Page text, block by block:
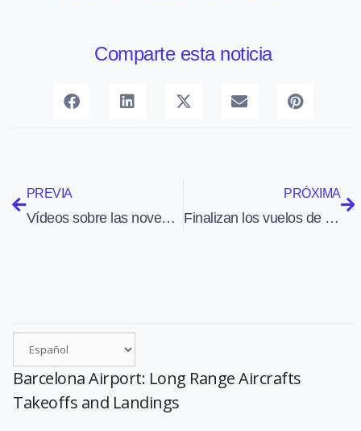
Comparte esta noticia
PREVIA
Vídeos sobre las novedades más destacadas de Aero Friedrichshafen 2013
PRÓXIMA
Finalizan los vuelos de demostración en la Academia General del Aire del Proyecto DESIRE
Barcelona Airport: Long Range Aircrafts
Takeoffs and Landings